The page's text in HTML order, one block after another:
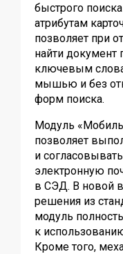
быстрого
атрибутам
позволяет при
найти документ
ключевым
мышью и без
форм поиска.
Модуль
позволяет
и
электронную
в СЭД. В новой
решения из
модуль
к
Кроме того,